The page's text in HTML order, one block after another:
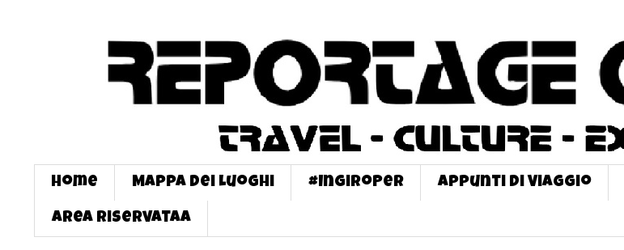
Home Mappa dei Luoghi #InGiroPer Appunti di Viaggio
Area Riservataa